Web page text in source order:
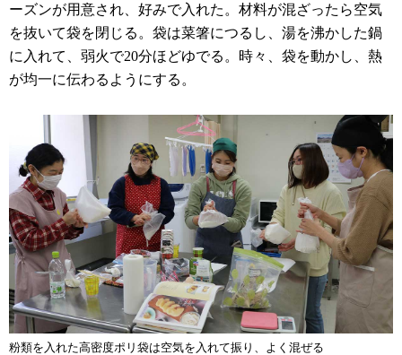
ーズンが用意され、好みで入れた。材料が混ざったら空気
を抜いて袋を閉じる。袋は菜箸につるし、湯を沸かした鍋
に入れて、弱火で20分ほどゆでる。時々、袋を動かし、熱
が均一に伝わるようにする。
粉類を入れた高密度ポリ袋は空気を入れて振り、よく混ぜる